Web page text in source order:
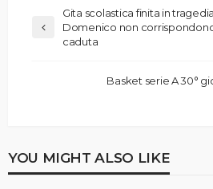
Gita scolastica finita in
Domenico non
caduta
Basket serie A 30°
YOU MIGHT ALSO LIKE